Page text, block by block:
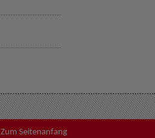
Zum Seitenanfang